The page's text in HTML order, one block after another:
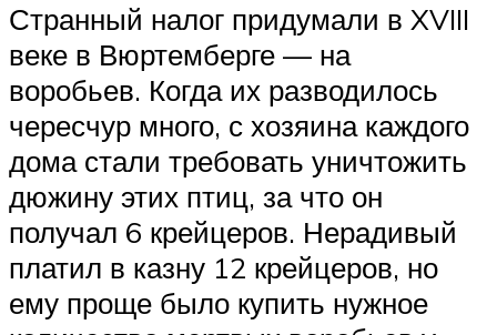
Странный налог придумали в XVIII
веке в Вюртемберге — на
воробьев. Когда их разводилось
чересчур много, с хозяина каждого
дома стали требовать уничтожить
дюжину этих птиц, за что он
получал 6 крейцеров. Нерадивый
платил в казну 12 крейцеров, но
ему проще было купить нужное